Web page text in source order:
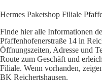
Hermes Paketshop Filiale
Finde hier alle Informationen
Pfaffenhofenerstraße 14 in
Öffnungszeiten, Adresse und
Route zum Geschäft und
Filiale. Wenn vorhanden,
BK Reichertshausen.